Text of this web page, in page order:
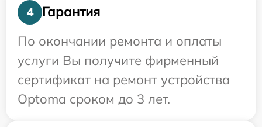
4
Гарантия
По окончании ремонта и оплаты
услуги Вы получите фирменный
сертификат на ремонт устройства
Optoma сроком до 3 лет.